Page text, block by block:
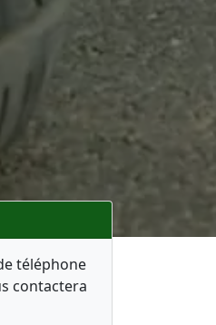
téléphone
contactera